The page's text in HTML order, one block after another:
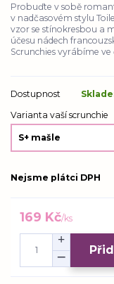
Probuďte v sobě
v nadčasovém stylu
vzor se stínokresbou a
účesu nádech
Scrunchies vyrábíme ve
Dostupnost
Varianta vaší scrunchie
Nejsme plátci DPH
169 Kč/ks